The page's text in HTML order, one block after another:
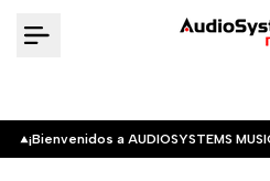
¡Bienvenidos a AUDIOSYSTEMS